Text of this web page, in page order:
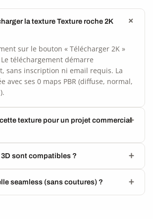
la texture Texture roche 2K
sur le bouton « Télécharger 2K »
téléchargement démarre
sans inscription ni email requis. La
avec ses 0 maps PBR (diffuse, normal,
texture pour un projet commercial
sont compatibles ?
seamless (sans coutures) ?